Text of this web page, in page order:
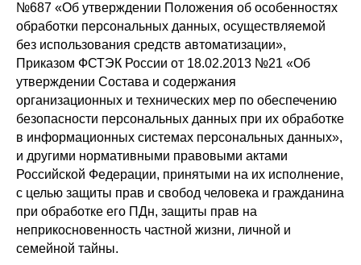
№687 «Об утверждении Положения об особенностях
обработки персональных данных, осуществляемой
без использования средств автоматизации»,
Приказом ФСТЭК России от 18.02.2013 №21 «Об
утверждении Состава и содержания
организационных и технических мер по обеспечению
безопасности персональных данных при их обработке
в информационных системах персональных данных»,
и другими нормативными правовыми актами
Российской Федерации, принятыми на их исполнение,
с целью защиты прав и свобод человека и гражданина
при обработке его ПДн, защиты прав на
неприкосновенность частной жизни, личной и
семейной тайны.